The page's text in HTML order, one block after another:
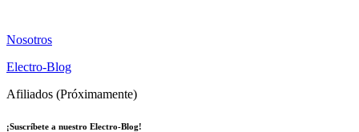
Nosotros
Electro-Blog
Afiliados (Próximamente)
¡Suscríbete a nuestro Electro-Blog!